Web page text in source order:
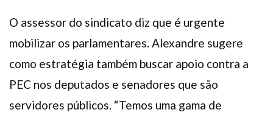
O assessor do sindicato diz que é urgente
mobilizar os parlamentares. Alexandre sugere
como estratégia também buscar apoio contra a
PEC nos deputados e senadores que são
servidores públicos. “Temos uma gama de